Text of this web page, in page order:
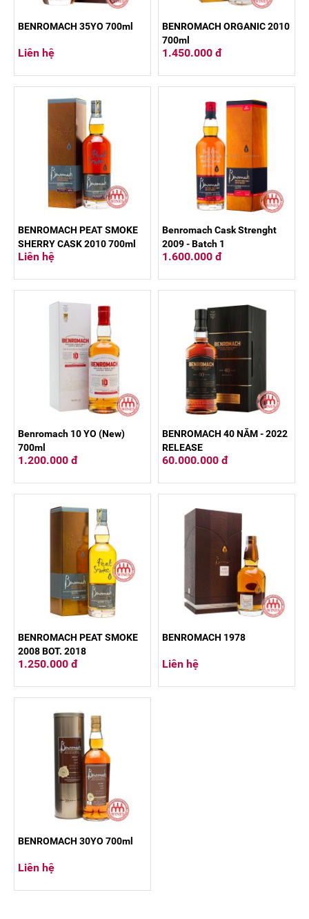
BENROMACH 35YO 700ml
Liên hệ
BENROMACH ORGANIC 2010
700ml
1.450.000 đ
BENROMACH PEAT SMOKE
SHERRY CASK 2010 700ml
Liên hệ
Benromach Cask Strenght
2009 - Batch 1
1.600.000 đ
Benromach 10 YO (New)
700ml
1.200.000 đ
BENROMACH 40 NĂM - 2022
RELEASE
60.000.000 đ
BENROMACH PEAT SMOKE
2008 BOT. 2018
1.250.000 đ
BENROMACH 1978
Liên hệ
BENROMACH 30YO 700ml
Liên hệ